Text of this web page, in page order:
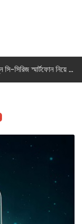
নতুন সি-সিরিজ স্মার্টফোন নিয়ে আসছে রিয়েলমি